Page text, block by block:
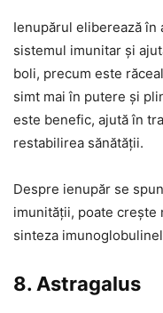
Ienupărul eliberează în
sistemul imunitar și
boli, precum este
simt mai în putere și
este benefic, ajută în
restabilirea sănătății.
Despre ienupăr se
imunității, poate crește
sinteza
8. Astragalus